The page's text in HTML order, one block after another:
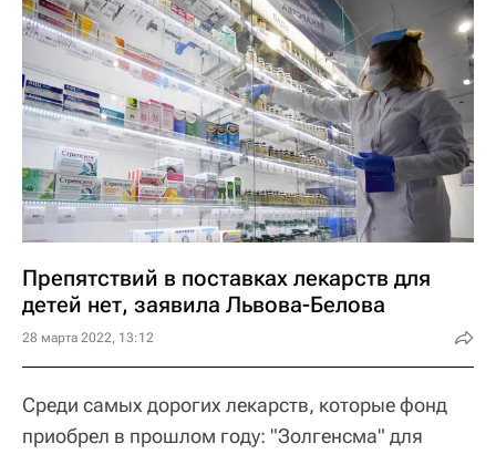
Препятствий в поставках лекарств для
детей нет, заявила Львова-Белова
28 марта 2022, 13:12
Среди самых дорогих лекарств, которые фонд
приобрел в прошлом году: "Золгенсма" для